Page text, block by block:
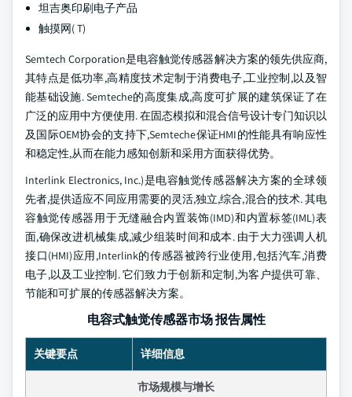
坦吉奥印刷电子产品
触摸网( T)
Semtech Corporation是电容触觉传感器解决方案的领先供应商,
其特点是低功率,高精度技术定制于消费电子,工业控制,以及智
能基础设施. Semteche的高度集成,高度可扩展的建筑保证了在
广泛的应用中方便使用. 在固态模拟和混合信号设计专门知识以
及国际OEM协会的支持下,Semteche保证HMI的性能具有响应性
和稳定性,从而在能力感知创新和采用方面获得优势。
Interlink Electronics, Inc.)是电容触觉传感器解决方案的全球领
先者,提供适应不同应用需要的灵活,独立,综合,混合的技术. 其电
容触觉传感器用于无缝融合内置装饰(IMD)和内置标签(IML)表
面,确保改进机械集成,减少组装时间和成本. 由于大力强调人机
接口(HMI)应用,Interlink的传感器被跨行业使用,包括汽车,消费
电子,以及工业控制. 它们致力于创新和定制,为客户提供可靠、
节能和可扩展的传感器解决方案。
电容式触觉传感器市场 报告属性
关键要点 详细信息
市场规模与增长